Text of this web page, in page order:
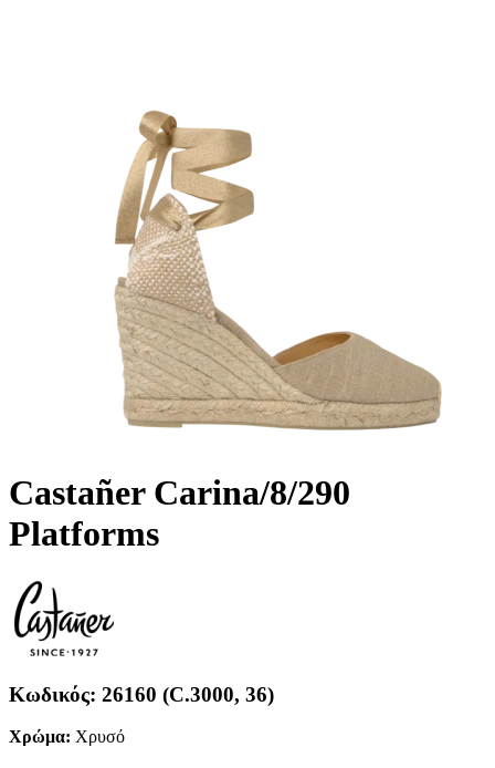
Castañer Carina/8/290
Platforms
Κωδικός: 26160 (C.3000, 36)
Χρώμα: Χρυσό